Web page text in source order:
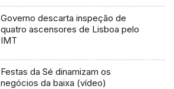
Governo descarta inspeção de
quatro ascensores de Lisboa pelo
IMT
Festas da Sé dinamizam os
negócios da baixa (vídeo)